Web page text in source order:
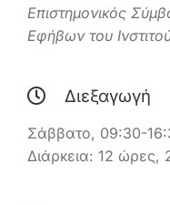
Επικοινωνία
Ελληνικά
Επιστημονικός
Εφήβων του
Διεξαγωγή
Σάββατο, 09:30-
Διάρκεια: 12 ώρες,